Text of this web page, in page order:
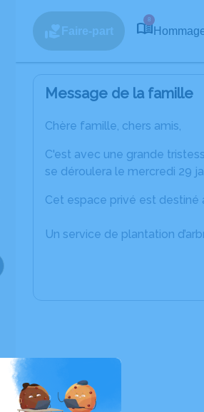
Faire-part
8
Message de la famille
Chère famille, chers amis,
C'est avec une grande
se déroulera le mercredi 29
Cet espace privé est destiné
Un service de plantation